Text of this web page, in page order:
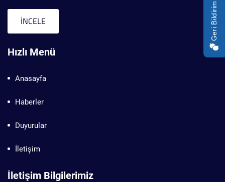
Geri Bildirim
İNCELE
Hızlı Menü
Anasayfa
Haberler
Duyurular
İletişim
İletişim Bilgilerimiz